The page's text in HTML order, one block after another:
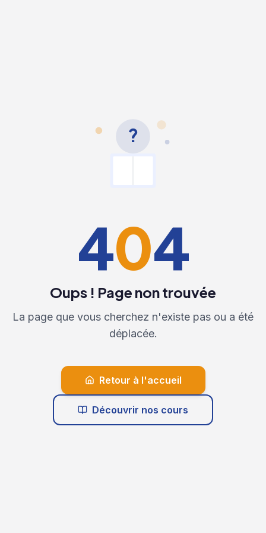
?
404
Oups ! Page non trouvée
La page que vous cherchez n'existe pas ou a été
déplacée.
Retour à l'accueil
Découvrir nos cours